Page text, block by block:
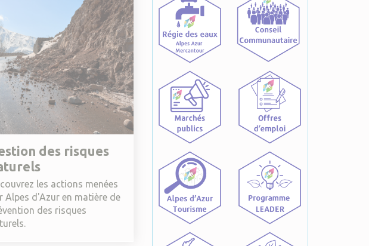
des risques
les actions menées
Alpes d'Azur en matière de
des risques